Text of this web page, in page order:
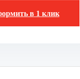
в 1 клик